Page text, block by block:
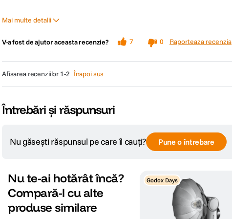
Mai multe detalii
V-a fost de ajutor aceasta recenzie? 7 0 Raporteaza recenzia
afisarea recenziilor 1-2 Înapoi sus
Întrebări și răspunsuri
Nu găsești răspunsul pe care îl cauți? Pune o întrebare
Nu te-ai hotărât încă?
Compară-l cu alte
produse similare
Godox Days